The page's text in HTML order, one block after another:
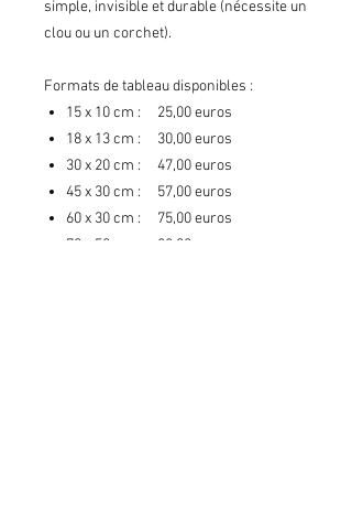
simple, invisible et durable (nécessite un
clou ou un corchet).
Formats de tableau disponibles :
15 x 10 cm : 25,00 euros
18 x 13 cm : 30,00 euros
30 x 20 cm : 47,00 euros
45 x 30 cm : 57,00 euros
60 x 30 cm : 75,00 euros
70 x 50 cm : 88,00 euros